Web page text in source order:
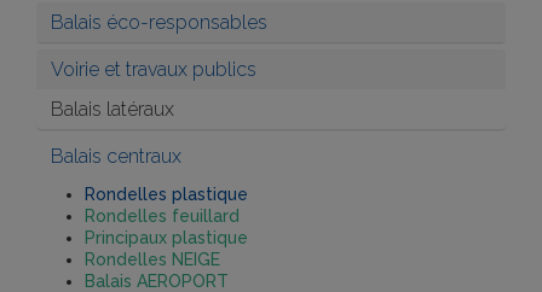
Balais éco-responsables
Voirie et travaux publics
Balais latéraux
Balais centraux
Rondelles plastique
Rondelles feuillard
Principaux plastique
Rondelles NEIGE
Balais AEROPORT